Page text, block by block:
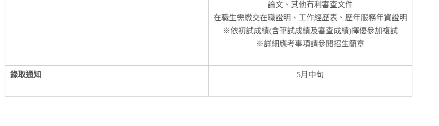
論文、其他有利審查文件
在職生需繳交在職證明、工作經歷表、歷年服務年資證明
※依初試成績(含筆試成績及審查成績)擇優參加複試
※詳細應考事項請參閱招生簡章
錄取通知 5月中旬